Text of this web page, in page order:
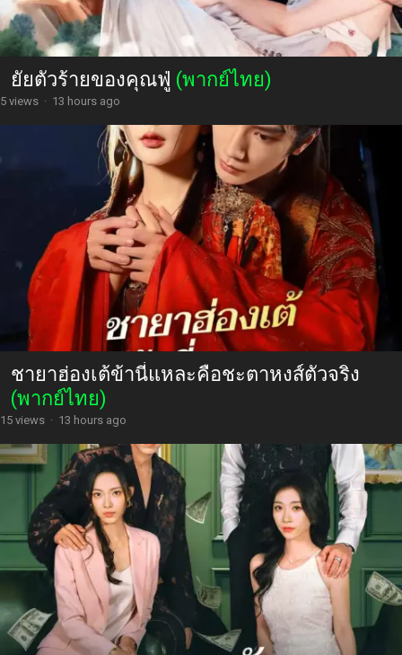
ยัยตัวร้ายของคุณฟู่ (พากย์ไทย)
5 views · 13 hours ago
ชายาฮ่องเต้ข้านี่แหละคือชะตาหงส์ตัวจริง
(พากย์ไทย)
15 views · 13 hours ago